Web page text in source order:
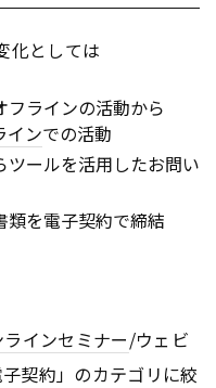
化としては
ラインの活動から
インでの活動
ールを活用したお問い
類を電子契約で締結
ラインセミナー/ウェビ
契約」のカテゴリに絞